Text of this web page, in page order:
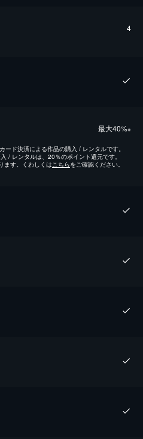
4
最⼤40%※
ド決済による作品の購入 / レンタルです。
/ レンタルは、20％のポイント還元です。
ます。くわしくはこちらをご確認ください。